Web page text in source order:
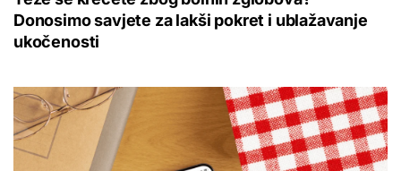
Donosimo savjete za lakši pokret i ublažavanje
ukočenosti